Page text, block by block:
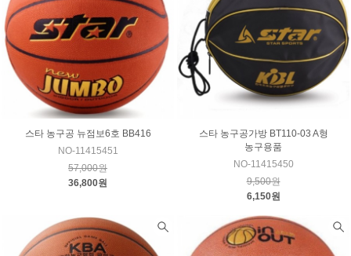
스타 농구공 뉴점보6호 BB416
NO-11415451
57,000원
36,800원
스타 농구공가방 BT110-03 A형
농구용품
NO-11415450
9,500원
6,150원